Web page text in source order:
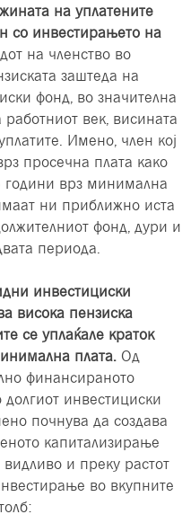
на уплатените
со инвестирањето на
на членство во
заштеда на
фонд, во значителна
век, висината
Имено, член кој
просечна плата како
години врз минимална
ни приближно иста
фонд, дури и
периода.
инвестициски
висока пензиска
се уплаќале краток
плата. Од
финансираното
инвестициски
почнува да создава
капитализирање
и преку растот
во вкупните